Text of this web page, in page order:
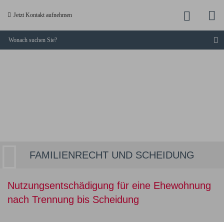
Jetzt Kontakt aufnehmen
Jetzt
FAMILIENRECHT UND SCHEIDUNG
Nutzungsentschädigung für eine Ehewohnung
nach Trennung bis Scheidung